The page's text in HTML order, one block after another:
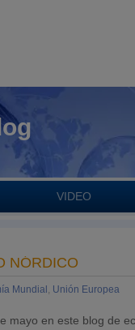
VIDEO
NÓRDICO
Mundial , Unión Europea
mayo en este blog de